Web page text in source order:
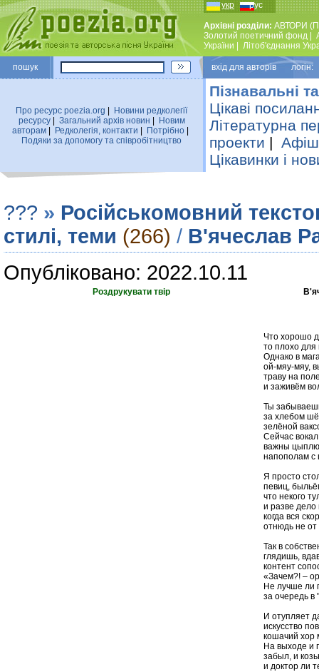
укр рус
Архівні розділи: АВТОРИ
Золотий поетичний фонд
України
Лiтоб'єднання
пошук вхiд для авторiв логін:
Про ресурс poezia.org
Новини редколегiї
ресурсу| Загальний архiв новин
Новим
авторам
Редколегiя, контакти Потрiбно
Подяки за допомогу та співробітництво
Пізнавальні
Цікаві
Літературна
проекти |
Цікавинки і
??? » Російськомовний
стилі, теми (266) / В'ячеслав
Опубліковано: 2022.10.11
Роздрукувати твір
Что хорошо
то плохо для
Однако в
ой-мяу-мяу,
траву на
и заживём
Ты
за хлебом
зелёной
Сейчас
важны
напополам с
Я просто
певиц,
что некого
и разве дело
когда вся
отнюдь не от
Так в
глядишь,
контент
«Зачем?! –
Не лучше ли
за очередь в
И отупляет
искусство
кошачий хор
На выходе и
забыл, и
и доктор ли